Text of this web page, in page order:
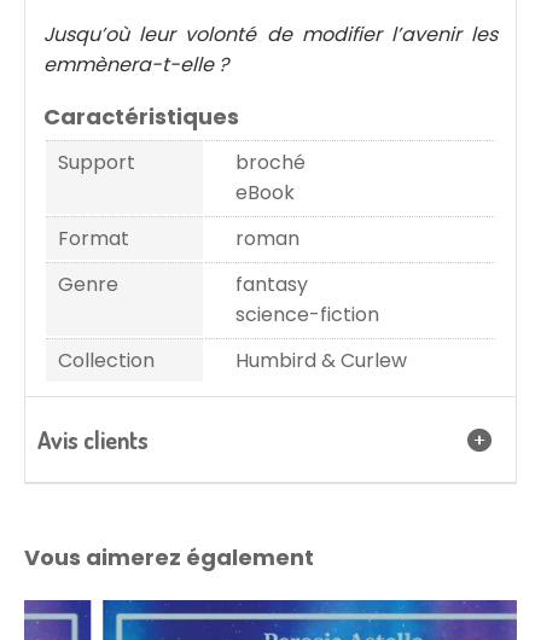
Jusqu’où leur volonté de modifier l’avenir les
emmènera-t-elle ?
Caractéristiques
Support
broché
eBook
Format
roman
Genre
fantasy
science-fiction
Collection
Humbird & Curlew
Avis clients
Vous aimerez également